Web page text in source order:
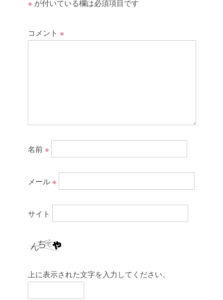
※ が付いている欄は必須項目です
コメント ※
名前※
メール※
サイト
上に表示された文字を入力してください。